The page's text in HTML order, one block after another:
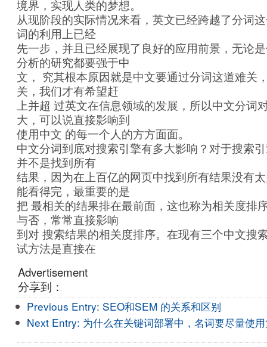
境界，实现人类的梦想。
从现阶段的实际情况来看，英文已经跨越了分词
词的利用上已经
先一步，并且已经展现了良好的应用前景，无论
分析的研究都要强于中
文， 究其根本原因就是中文要通过分词这道难关
关，我们才有希望赶
上并超 过英文在信息领域的发展，所以中文分词
大，可以说直接影响到
使用中文 的每一个人的方方面面。
中文分词到底对搜索引擎有多大影响？对于搜索
并不是找到所有
结果，因为在上百亿的网页中找到所有结果没有
能看得完，最重要的是
把 最相关的结果排在最前面，这也称为相关度排
与否，常常直接影响
到对 搜索结果的相关度排序。在现有三个中文搜
试方法是直接在
Advertisement
分享到：
Previous Entry: SEO和SEM 的关系和区别
Next Entry: 为什么在关键词部署中，名词要尽量使